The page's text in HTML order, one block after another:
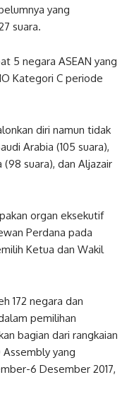
yang
suara.
5 negara ASEAN yang
Kategori C periode
diri namun tidak
Arabia (105 suara),
(98 suara), dan Aljazair
organ eksekutif
Perdana pada
Ketua dan Wakil
172 negara dan
pemilihan
bagian dari rangkaian
yang
6 Desember 2017,